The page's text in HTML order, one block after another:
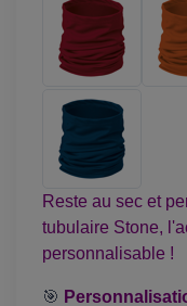
Reste au sec et
tubulaire Stone,
personnalisable !
🎯